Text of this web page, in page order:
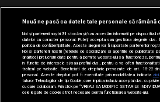
Urmărește-ne
Nouă ne pasă ca datele tale personale să rămână
Noi și partenerii noștri31 stocăm și/sau accesăm informații pe dispozitivul
datelor cu caracter personal. Puteți accepta sau gestiona alegerile dvs.
politica de confidențialitate. Aceste alegeri vor fi raportate partenerilor
Noi si partenerii nostri (retelele de socializare si agentiile de publicitate
analitice) prelucram date pentru a permite website-ului sa functioneze,
in functie de interesele si/sau profilul dvs., pentru a va oferi
traficul pe website. Beneficiati de drepturile prevazute de art. 15-22
personal. Aceste drepturi pot fi exercitate prin modalitatea indicata aici
tuturor Tehnologiilor de tip Cookie, care implica inclusiv acceptul dvs. cu
cu care colaboram. Prin click pe “VREAU SA MODIFIC SETARILE
cele legate de cookie strict necesare pentru functionarea website-ului.